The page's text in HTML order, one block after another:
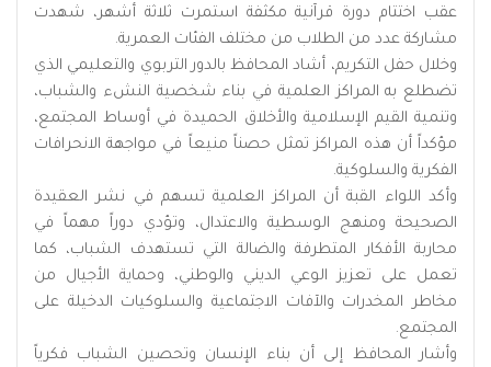
عقب اختتام دورة قرآنية مكثفة استمرت ثلاثة أشهر، شهدت
مشاركة عدد من الطلاب من مختلف الفئات العمرية.
وخلال حفل التكريم، أشاد المحافظ بالدور التربوي والتعليمي الذي
تضطلع به المراكز العلمية في بناء شخصية النشء والشباب،
وتنمية القيم الإسلامية والأخلاق الحميدة في أوساط المجتمع،
مؤكداً أن هذه المراكز تمثل حصناً منيعاً في مواجهة الانحرافات
الفكرية والسلوكية.
وأكد اللواء القبة أن المراكز العلمية تسهم في نشر العقيدة
الصحيحة ومنهج الوسطية والاعتدال، وتؤدي دوراً مهماً في
محاربة الأفكار المتطرفة والضالة التي تستهدف الشباب، كما
تعمل على تعزيز الوعي الديني والوطني، وحماية الأجيال من
مخاطر المخدرات والآفات الاجتماعية والسلوكيات الدخيلة على
المجتمع.
وأشار المحافظ إلى أن بناء الإنسان وتحصين الشباب فكرياً